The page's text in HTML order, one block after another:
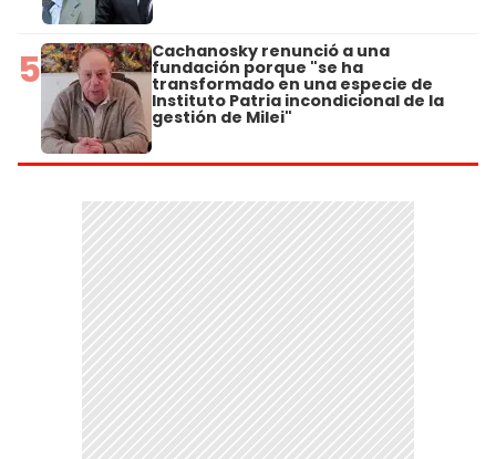
5 Cachanosky renunció a una
fundación porque "se ha
transformado en una especie de
Instituto Patria incondicional de la
gestión de Milei"